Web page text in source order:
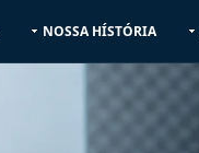
NOSSA HÍSTÓRIA